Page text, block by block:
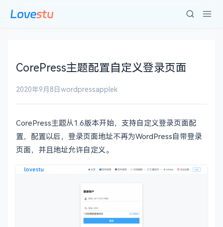
CorePress主题配置自定义登录页面
2020年9月8日wordpressapplek
CorePress主题从1.6版本开始，支持自定义登录页面配
置，配置以后，登录页面地址不再为WordPress自带登录
页面，并且地址允许自定义。